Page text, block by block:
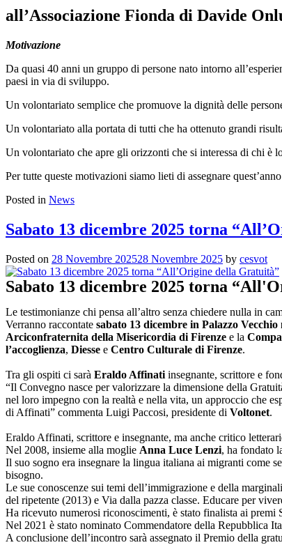
all’Associazione Fionda di Davide
Motivazione
Da quasi 40 anni un gruppo di persone nato intorno
paesi in via di sviluppo.
Un volontariato semplice che promuove la dignità delle
Un volontariato alla portata di tutti che ha ottenuto grandi
Un volontariato che apre gli orizzonti che si interessa di chi è
Per tutte queste motivazioni siamo lieti di assegnare
Posted in News
Sabato 13 dicembre 2025 torna
Posted on 28 Novembre 202528 Novembre 2025 by cesvot
Sabato 13 dicembre 2025 torna
Le testimonianze chi pensa all’altro senza chiedere nulla in
Verranno raccontate sabato 13 dicembre in Palazzo Vecchio
Arciconfraternita della Misericordia di Firenze e la
l’accoglienza, Diesse e Centro Culturale di Firenze.
Tra gli ospiti ci sarà Eraldo Affinati insegnante, scrittore e
“Il Convegno nasce per valorizzare la dimensione della
nel loro impegno con la realtà e nella vita, un approccio che
di Affinati” commenta Luigi Paccosi, presidente di Voltonet.
Eraldo Affinati, scrittore e insegnante, ma anche critico
Nel 2008, insieme alla moglie Anna Luce Lenzi, ha fondato
Il suo sogno era insegnare la lingua italiana ai migranti come
bisogno.
Le sue conoscenze sui temi dell’immigrazione e della
del ripetente (2013) e Via dalla pazza classe. Educare per
Ha ricevuto numerosi riconoscimenti, è stato finalista ai
Nel 2021 è stato nominato Commendatore della Repubblica
A conclusione dell’incontro sarà assegnato il Premio della